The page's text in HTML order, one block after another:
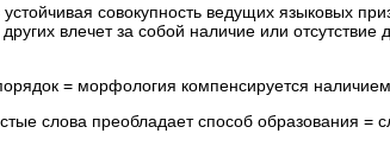
совокупность ведущих языковых
других влечет за собой наличие или
= морфология компенсируется
слова преобладает способ образования =